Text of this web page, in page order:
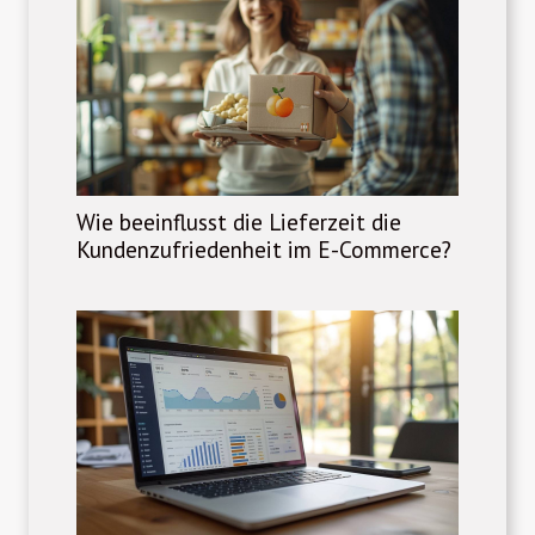
Wie beeinflusst die Lieferzeit die
Kundenzufriedenheit im E-Commerce?